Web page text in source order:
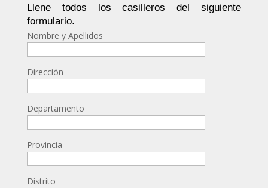
Llene todos los casilleros del siguiente
formulario.
Nombre y Apellidos
Dirección
Departamento
Provincia
Distrito